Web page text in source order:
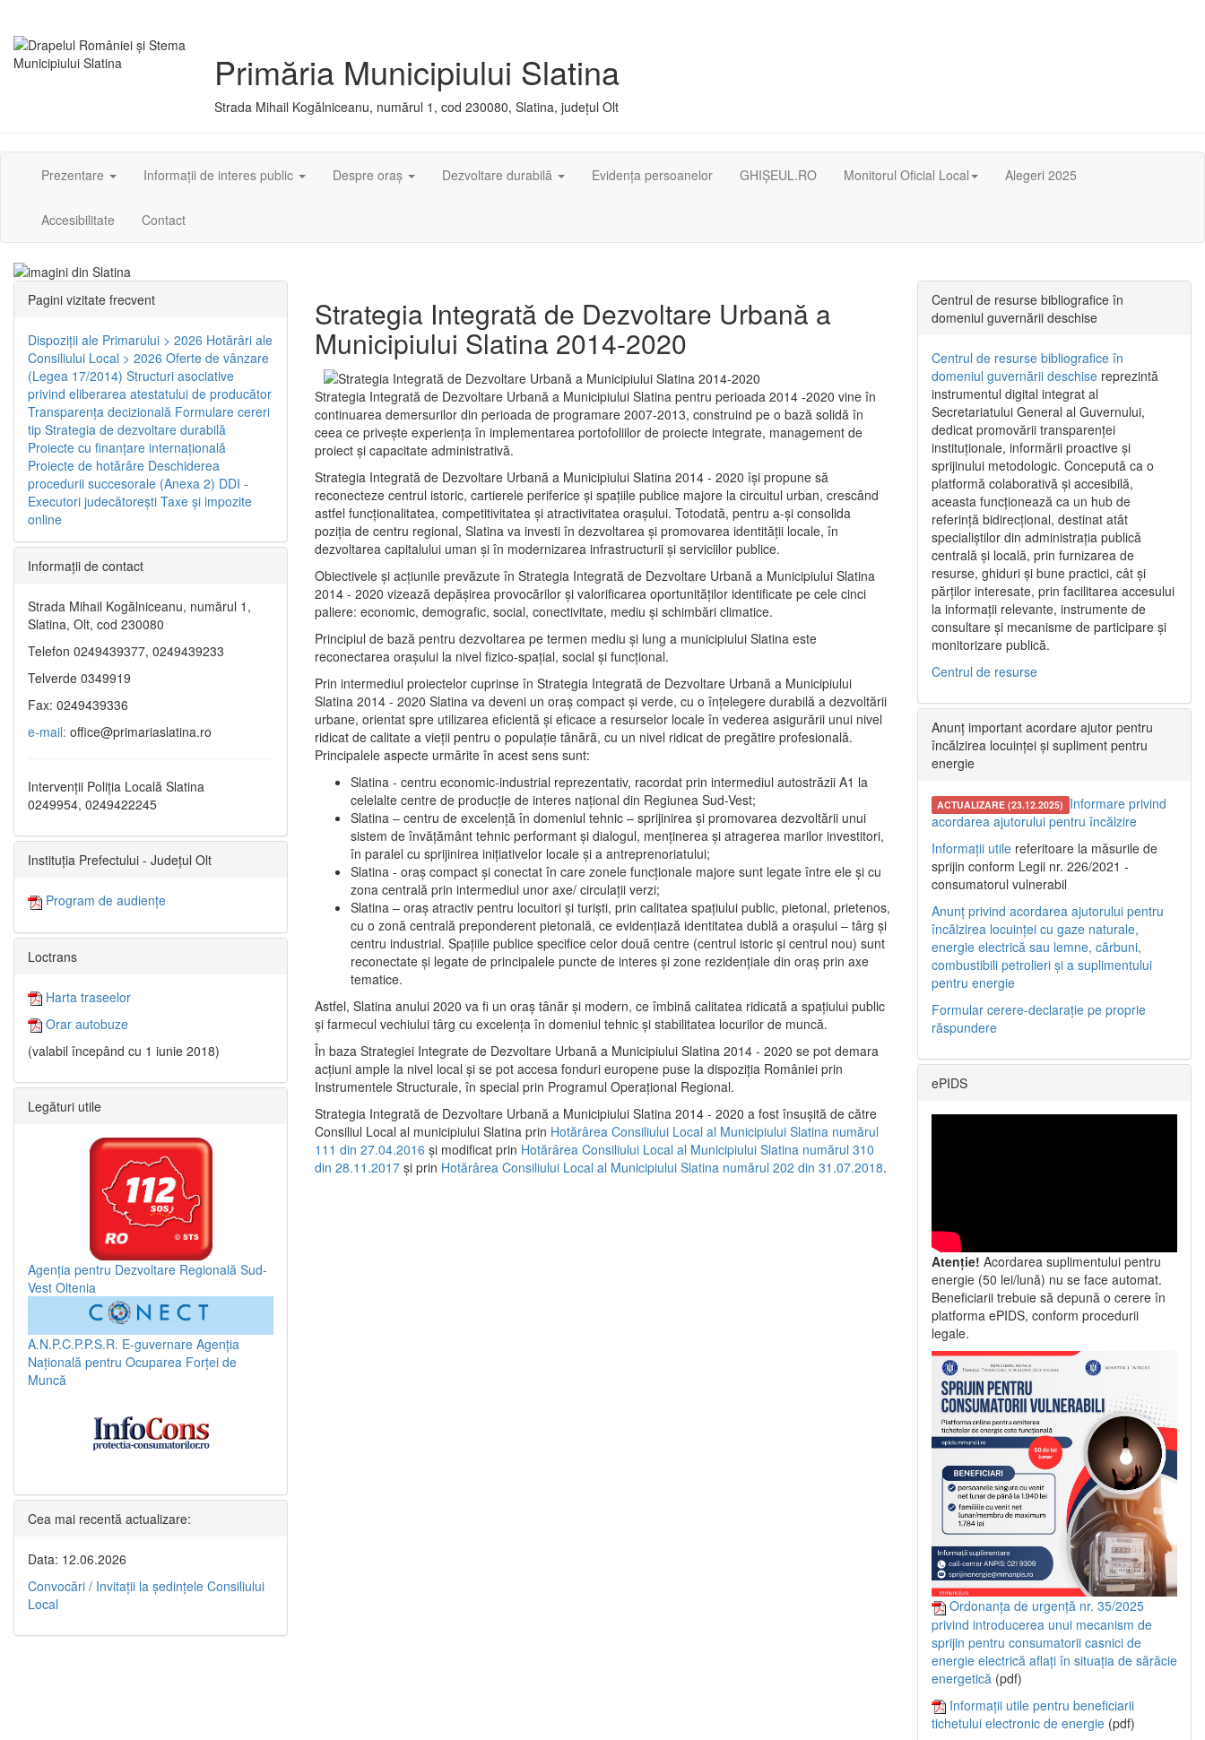
Primăria Municipiului Slatina
Strada Mihail Kogălniceanu, numărul 1, cod 230080, Slatina, județul Olt
Prezentare Informații de interes public Despre oraș Dezvoltare durabilă Evidența persoanelor GHIȘEUL.RO Monitorul Oficial Local Alegeri 2025
Accesibilitate Contact
Strategia Integrată de Dezvoltare Urbană a
Municipiului Slatina 2014-2020
Strategia Integrată de Dezvoltare Urbană a Municipiului Slatina pentru perioada 2014 -2020 vine în
continuarea demersurilor din perioada de programare 2007-2013, construind pe o bază solidă în
ceea ce priveşte experienţa în implementarea portofoliilor de proiecte integrate, management de
proiect și capacitate administrativă.
Strategia Integrată de Dezvoltare Urbană a Municipiului Slatina 2014 - 2020 își propune să
reconecteze centrul istoric, cartierele periferice şi spaţiile publice majore la circuitul urban, crescând
astfel funcţionalitatea, competitivitatea şi atractivitatea oraşului. Totodată, pentru a-şi consolida
poziţia de centru regional, Slatina va investi în dezvoltarea şi promovarea identităţii locale, în
dezvoltarea capitalului uman şi în modernizarea infrastructurii şi serviciilor publice.
Obiectivele şi acţiunile prevăzute în Strategia Integrată de Dezvoltare Urbană a Municipiului Slatina
2014 - 2020 vizează depășirea provocărilor şi valorificarea oportunităţilor identificate pe cele cinci
paliere: economic, demografic, social, conectivitate, mediu şi schimbări climatice.
Principiul de bază pentru dezvoltarea pe termen mediu şi lung a municipiului Slatina este
reconectarea oraşului la nivel fizico-spaţial, social şi funcţional.
Prin intermediul proiectelor cuprinse în Strategia Integrată de Dezvoltare Urbană a Municipiului
Slatina 2014 - 2020 Slatina va deveni un oraş compact şi verde, cu o înţelegere durabilă a dezvoltării
urbane, orientat spre utilizarea eficientă şi eficace a resurselor locale în vederea asigurării unui nivel
ridicat de calitate a vieţii pentru o populaţie tânără, cu un nivel ridicat de pregătire profesională.
Principalele aspecte urmărite în acest sens sunt:
Slatina - centru economic-industrial reprezentativ, racordat prin intermediul autostrăzii A1 la
celelalte centre de producţie de interes naţional din Regiunea Sud-Vest;
Slatina – centru de excelenţă în domeniul tehnic – sprijinirea şi promovarea dezvoltării unui
sistem de învăţământ tehnic performant şi dialogul, menţinerea şi atragerea marilor investitori,
în paralel cu sprijinirea iniţiativelor locale şi a antreprenoriatului;
Slatina - oraş compact şi conectat în care zonele funcţionale majore sunt legate între ele şi cu
zona centrală prin intermediul unor axe/ circulații verzi;
Slatina – oraş atractiv pentru locuitori şi turişti, prin calitatea spaţiului public, pietonal, prietenos,
cu o zonă centrală preponderent pietonală, ce evidenţiază identitatea dublă a oraşului – târg şi
centru industrial. Spaţiile publice specifice celor două centre (centrul istoric şi centrul nou) sunt
reconectate şi legate de principalele puncte de interes şi zone rezidenţiale din oraş prin axe
tematice.
Astfel, Slatina anului 2020 va fi un oraş tânăr şi modern, ce îmbină calitatea ridicată a spaţiului public
şi farmecul vechiului târg cu excelenţa în domeniul tehnic şi stabilitatea locurilor de muncă.
În baza Strategiei Integrate de Dezvoltare Urbană a Municipiului Slatina 2014 - 2020 se pot demara
acţiuni ample la nivel local şi se pot accesa fonduri europene puse la dispoziţia României prin
Instrumentele Structurale, în special prin Programul Operațional Regional.
Strategia Integrată de Dezvoltare Urbană a Municipiului Slatina 2014 - 2020 a fost însuşită de către
Consiliul Local al municipiului Slatina prin Hotărârea Consiliului Local al Municipiului Slatina numărul
111 din 27.04.2016 și modificat prin Hotărârea Consiliului Local al Municipiului Slatina numărul 310
din 28.11.2017 și prin Hotărârea Consiliului Local al Municipiului Slatina numărul 202 din 31.07.2018.
Pagini vizitate frecvent
Dispoziţii ale Primarului > 2026 Hotărâri ale
Consiliului Local > 2026 Oferte de vânzare
(Legea 17/2014) Structuri asociative
privind eliberarea atestatului de producător
Transparenţa decizională Formulare cereri
tip Strategia de dezvoltare durabilă
Proiecte cu finanţare internaţională
Proiecte de hotărâre Deschiderea
procedurii succesorale (Anexa 2) DDI -
Executori judecătorești Taxe şi impozite
online
Informaţii de contact
Strada Mihail Kogălniceanu, numărul 1,
Slatina, Olt, cod 230080
Telefon 0249439377, 0249439233
Telverde 0349919
Fax: 0249439336
e-mail: office@primariaslatina.ro
Intervenții Poliția Locală Slatina
0249954, 0249422245
Instituția Prefectului - Județul Olt
Program de audiențe
Loctrans
Harta traseelor
Orar autobuze
(valabil începând cu 1 iunie 2018)
Legături utile
Agenția pentru Dezvoltare Regională Sud-
Vest Oltenia
A.N.P.C.P.P.S.R. E-guvernare Agenția
Națională pentru Ocuparea Forței de
Muncă
Cea mai recentă actualizare:
Data: 12.06.2026
Convocări / Invitaţii la şedinţele Consiliului
Local
Centrul de resurse bibliografice în
domeniul guvernării deschise
Centrul de resurse bibliografice în
domeniul guvernării deschise reprezintă
instrumentul digital integrat al
Secretariatului General al Guvernului,
dedicat promovării transparenței
instituționale, informării proactive și
sprijinului metodologic. Concepută ca o
platformă colaborativă și accesibilă,
aceasta funcționează ca un hub de
referință bidirecțional, destinat atât
specialiștilor din administrația publică
centrală și locală, prin furnizarea de
resurse, ghiduri și bune practici, cât și
părților interesate, prin facilitarea accesului
la informații relevante, instrumente de
consultare și mecanisme de participare și
monitorizare publică.
Centrul de resurse
Anunț important acordare ajutor pentru
încălzirea locuinței și supliment pentru
energie
ACTUALIZARE (23.12.2025) Informare privind
acordarea ajutorului pentru încălzire
Informații utile referitoare la măsurile de
sprijin conform Legii nr. 226/2021 -
consumatorul vulnerabil
Anunț privind acordarea ajutorului pentru
încălzirea locuinței cu gaze naturale,
energie electrică sau lemne, cărbuni,
combustibili petrolieri și a suplimentului
pentru energie
Formular cerere-declarație pe proprie
răspundere
ePIDS
Atenție! Acordarea suplimentului pentru
energie (50 lei/lună) nu se face automat.
Beneficiarii trebuie să depună o cerere în
platforma ePIDS, conform procedurii
legale.
Ordonanța de urgență nr. 35/2025
privind introducerea unui mecanism de
sprijin pentru consumatorii casnici de
energie electrică aflați în situația de sărăcie
energetică (pdf)
Informații utile pentru beneficiarii
tichetului electronic de energie (pdf)